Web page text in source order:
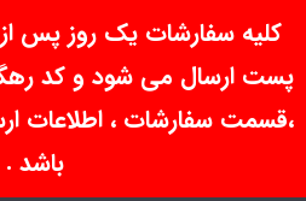
کلیه سفارشات یک روز پس
پست ارسال می شود و کد
،قسمت سفارشات ، اطلاعات
باشد .